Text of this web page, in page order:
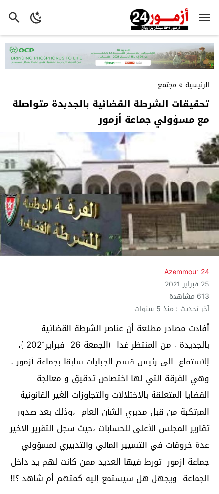
الرئيسية » مجتمع
تحقيقات الشرطة القضائية بالجديدة متواصلة
مع مسؤولي جماعة أزمور
Azemmour 24
25 فبراير 2021
613 مشاهدة
آخر تحديث : منذ 5 سنوات
أفادت مصادر مطلعة أن عناصر الشرطة القضائية
بالجديدة ، من المنتظر غدا (الجمعة 26 فبراير2021 )،
إلاستماع الى رئيس قسم الجبايات سابقا بجماعة أزمور ،
وهي الفرقة التي لها اختصاص تدقيق و معالجة
القضايا المتعلقة بالاختلالات والتجاوزات الغير القانونية
المرتكبة من قبل مدبري الشأن العام ،وذلك بعد صدور
تقارير المجلس الأعلى للحسابات ،حيث سجل التقرير الاخير
عدة خروقات في التسيير المالي والتدبيري لمسؤولي
جماعة ازمور تورط فيها العديد ممن كانت لهم يد داخل
الجماعة ويجهل هل سيستمع إليه كمتهم أم شاهد ؟!!